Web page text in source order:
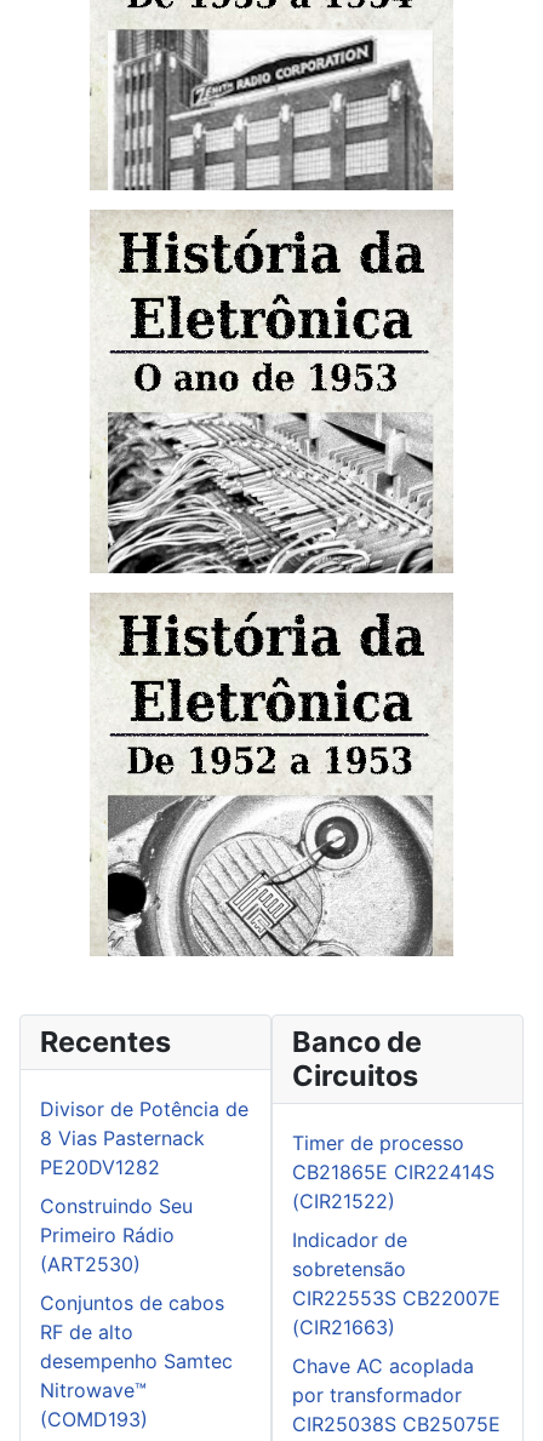
Recentes
Divisor de Potência de
8 Vias Pasternack
PE20DV1282
Construindo Seu
Primeiro Rádio
(ART2530)
Conjuntos de cabos
RF de alto
desempenho Samtec
Nitrowave™
(COMD193)
Banco de
Circuitos
Timer de processo
CB21865E CIR22414S
(CIR21522)
Indicador de
sobretensão
CIR22553S CB22007E
(CIR21663)
Chave AC acoplada
por transformador
CIR25038S CB25075E